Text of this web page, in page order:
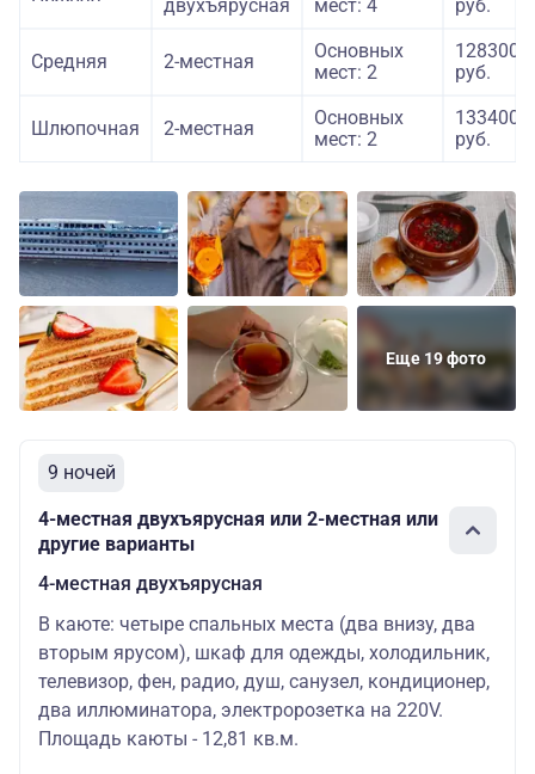
двухъярусная мест: 4 руб.
Средняя 2-местная
Основных
мест: 2
128300
руб.
Шлюпочная 2-местная
Основных
мест: 2
133400
руб.
Еще 19 фото
9 ночей
4-местная двухъярусная или 2-местная или
другие варианты
4-местная двухъярусная
В каюте: четыре спальных места (два внизу, два
вторым ярусом), шкаф для одежды, холодильник,
телевизор, фен, радио, душ, санузел, кондиционер,
два иллюминатора, электророзетка на 220V.
Площадь каюты - 12,81 кв.м.